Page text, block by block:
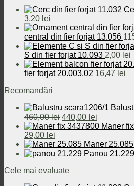
32,00 lei.
3,20 lei
central din fier forjat 13.056
S din fier forjat 10.093 2,00 lei
fier forjat 20.003.02 16,47 lei
Recomandări
460,00lei Prețul
inițial
fost:
460,00 lei.
440,00 lei
curent
440,00 lei.
Maner
Prețul
inițial
a
32,00 lei.
29,00 lei
curent
este:
Maner 25.085
Panou 21.229
Cele mai evaluate